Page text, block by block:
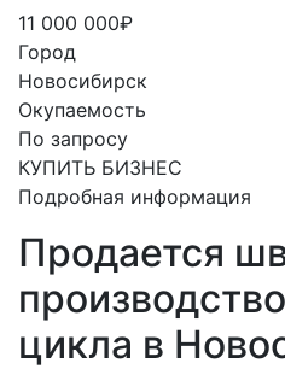
11 000 000₽
Город
Новосибирск
Окупаемость
По запросу
КУПИТЬ БИЗНЕС
Подробная информация
Продается
цикла в